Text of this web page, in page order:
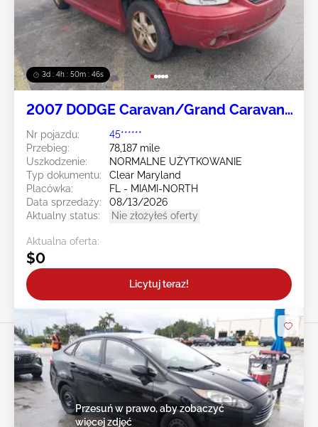
3d : 4h : 50m : 43s
2007 DODGE Caravan/Grand Caravan
3.8L
Nr pojazdu:
45******
Przebieg:
78,187 mile
Uszkodzenie:
NORMALNE UŻYTKOWANIE
Typ dokumentu:
Clear Maryland
Placówka:
FL - MIAMI-NORTH
Data sprzedaży:
08/13/2026
Aktualny status:
Nie złożyłeś oferty
Aktualna oferta:
$0
Licytuj teraz!
Przesuń w prawo, aby zobaczyć
więcej zdjęć